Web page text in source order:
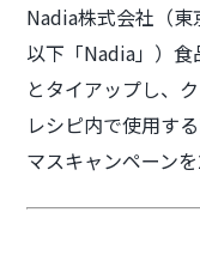
Nadia株式会社（
以下「Nadia」）
とタイアップし、
レシピ内で使用す
マスキャンペーン